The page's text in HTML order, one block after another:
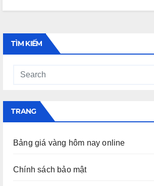
TÌM KIẾM
TRANG
Bảng giá vàng hôm nay online
Chính sách bảo mật